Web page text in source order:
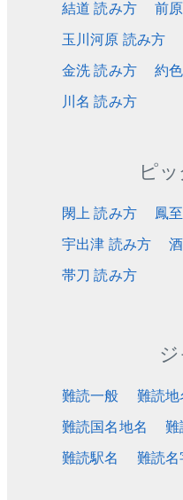
結道 読み方
前
玉川河原 読み方
金洗 読み方
約
川名 読み方
ピ
閖上 読み方 鳳
宇出津 読み方
帯刀 読み方
難読一般 難読地
難読国名地名
難
難読駅名
難読名